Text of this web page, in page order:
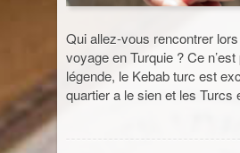
Suisse
Guatemala
Inde
Qui allez-vous rencontrer
voyage en Turquie ? Ce
légende, le Kebab turc est
quartier a le sien et les Turcs